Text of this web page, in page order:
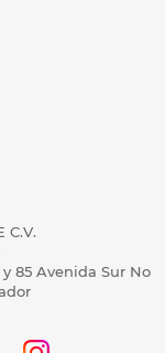
C.V.
85 Avenida Sur No